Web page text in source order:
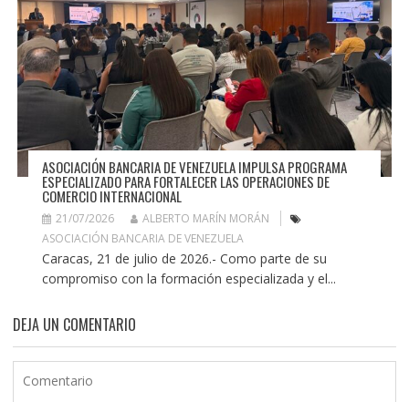
ASOCIACIÓN BANCARIA DE VENEZUELA IMPULSA PROGRAMA
ESPECIALIZADO PARA FORTALECER LAS OPERACIONES DE
COMERCIO INTERNACIONAL
21/07/2026
ALBERTO MARÍN MORÁN
ASOCIACIÓN BANCARIA DE VENEZUELA
Caracas, 21 de julio de 2026.- Como parte de su
compromiso con la formación especializada y el...
DEJA UN COMENTARIO